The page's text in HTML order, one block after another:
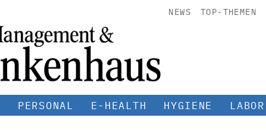
NEWS TOP-THEMEN
PERSONAL E-HEALTH HYGIENE LABOR